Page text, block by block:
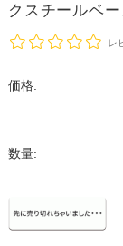
クスチールベ
レ
価格:
数量: